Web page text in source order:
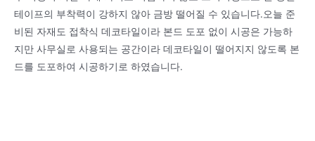
테이프의 부착력이 강하지 않아 금방 떨어질 수 있습니다.오늘 준
비된 자재도 접착식 데코타일이라 본드 도포 없이 시공은 가능하
지만 사무실로 사용되는 공간이라 데코타일이 떨어지지 않도록 본
드를 도포하여 시공하기로 하였습니다.